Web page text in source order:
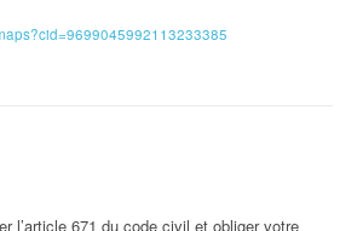
l’article 671 du code civil et obliger votre